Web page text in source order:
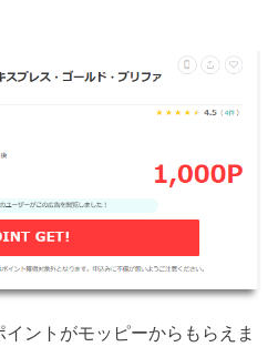
ントがモッピーからもらえま